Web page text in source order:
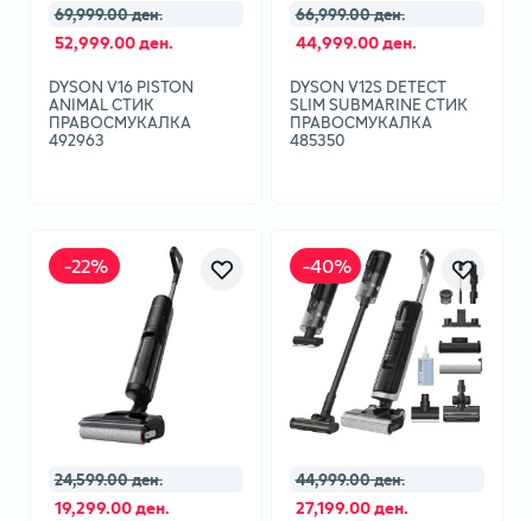
69,999.00 ден.
52,999.00 ден.
DYSON V16 PISTON
ANIMAL СТИК
ПРАВОСМУКАЛКА
492963
66,999.00 ден.
44,999.00 ден.
DYSON V12S DETECT
SLIM SUBMARINE СТИК
ПРАВОСМУКАЛКА
485350
-22%
24,599.00 ден.
19,299.00 ден.
-40%
44,999.00 ден.
27,199.00 ден.